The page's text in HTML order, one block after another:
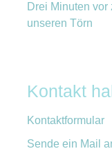
Drei Minuten
unseren Törn
Kontakt
Kontaktformular
Sende ein Mail